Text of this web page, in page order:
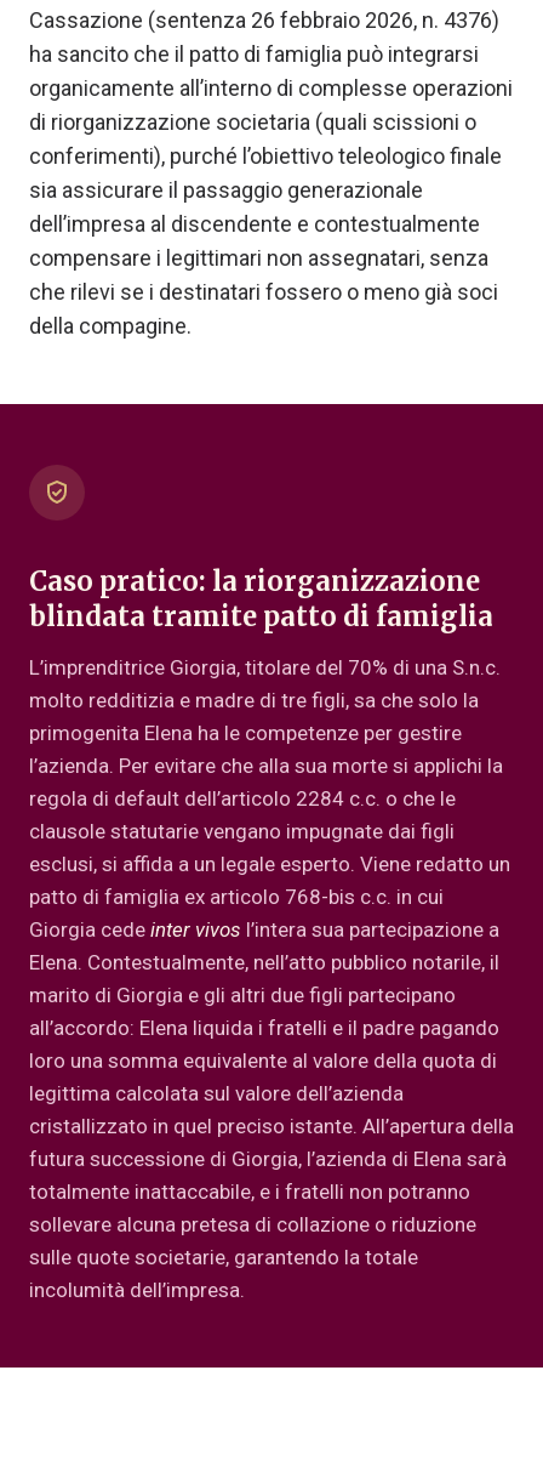
Cassazione (sentenza 26 febbraio 2026, n. 4376)
ha sancito che il patto di famiglia può integrarsi
organicamente all’interno di complesse operazioni
di riorganizzazione societaria (quali scissioni o
conferimenti), purché l’obiettivo teleologico finale
sia assicurare il passaggio generazionale
dell’impresa al discendente e contestualmente
compensare i legittimari non assegnatari, senza
che rilevi se i destinatari fossero o meno già soci
della compagine.
Caso pratico: la riorganizzazione
blindata tramite patto di famiglia
L’imprenditrice Giorgia, titolare del 70% di una S.n.c.
molto redditizia e madre di tre figli, sa che solo la
primogenita Elena ha le competenze per gestire
l’azienda. Per evitare che alla sua morte si applichi la
regola di default dell’articolo 2284 c.c. o che le
clausole statutarie vengano impugnate dai figli
esclusi, si affida a un legale esperto. Viene redatto un
patto di famiglia ex articolo 768-bis c.c. in cui
Giorgia cede inter vivos l’intera sua partecipazione a
Elena. Contestualmente, nell’atto pubblico notarile, il
marito di Giorgia e gli altri due figli partecipano
all’accordo: Elena liquida i fratelli e il padre pagando
loro una somma equivalente al valore della quota di
legittima calcolata sul valore dell’azienda
cristallizzato in quel preciso istante. All’apertura della
futura successione di Giorgia, l’azienda di Elena sarà
totalmente inattaccabile, e i fratelli non potranno
sollevare alcuna pretesa di collazione o riduzione
sulle quote societarie, garantendo la totale
incolumità dell’impresa.